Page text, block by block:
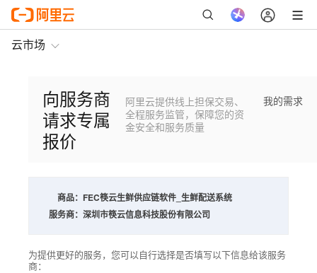
云市场
向服务商
请求专属
报价
阿里云提供线上担保交易、
全程服务监管，保障您的资
金安全和服务质量
我的需求
商品： FEC筷云生鲜供应链软件_生鲜配送系统
服务商： 深圳市筷云信息科技股份有限公司
为提供更好的服务，您可以自行选择是否填写以下信息给该服务
商：